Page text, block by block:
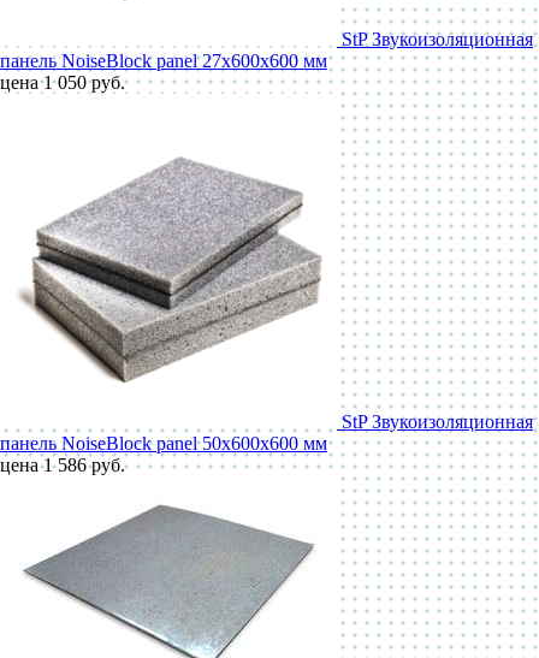
StP Звукоизоляционная
панель NoiseBlock panel 27x600x600 мм
цена 1 050 руб.
StP Звукоизоляционная
панель NoiseBlock panel 50x600x600 мм
цена 1 586 руб.